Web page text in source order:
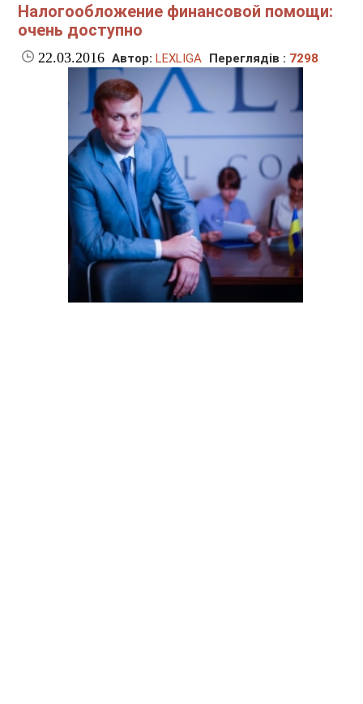
Налогообложение финансовой помощи:
очень доступно
22.03.2016 Автор: LEXLIGA Переглядів : 7298